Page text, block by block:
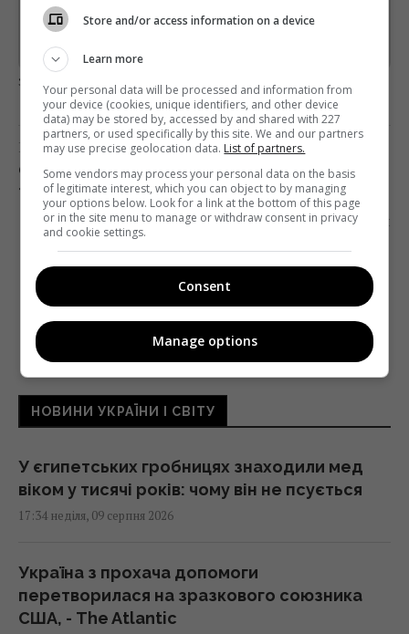
Предоставлено SendPulse
загрузка...
Попередня стаття
СЕРГІЙ ЛЕЩЕНКО ВІДПОВІВ НА ЗВИНУВАЧЕННЯ
«БАБЕЛЯ»
Наступна стаття
НОВИНИ УКРАЇНИ І СВІТУ
У єгипетських гробницях знаходили мед
віком у тисячі років: чому він не псується
17:34 неділя, 09 серпня 2026
Україна з прохача допомоги
перетворилася на зразкового союзника
США, - The Atlantic
Store and/or access information on a device
Learn more
Your personal data will be processed and information from
your device (cookies, unique identifiers, and other device
data) may be stored by, accessed by and shared with 227
partners, or used specifically by this site. We and our partners
may use precise geolocation data. List of partners.
Some vendors may process your personal data on the basis
of legitimate interest, which you can object to by managing
your options below. Look for a link at the bottom of this page
or in the site menu to manage or withdraw consent in privacy
and cookie settings.
Consent
Manage options